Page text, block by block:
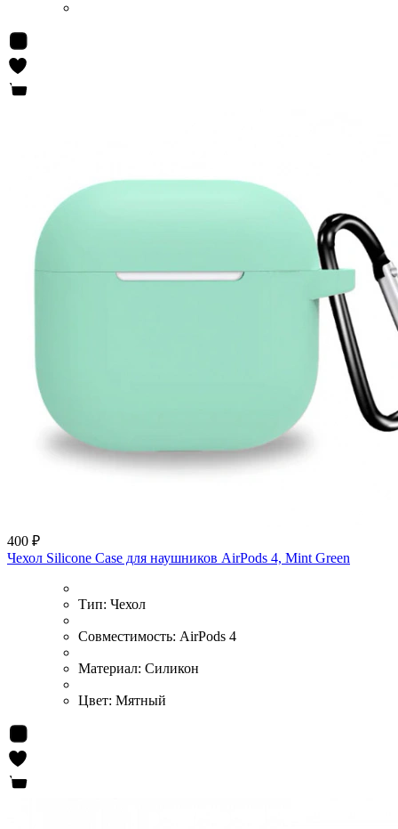
400 ₽
Чехол Silicone Case для наушников AirPods 4, Mint Green
Тип: Чехол
Совместимость: AirPods 4
Материал: Силикон
Цвет: Мятный